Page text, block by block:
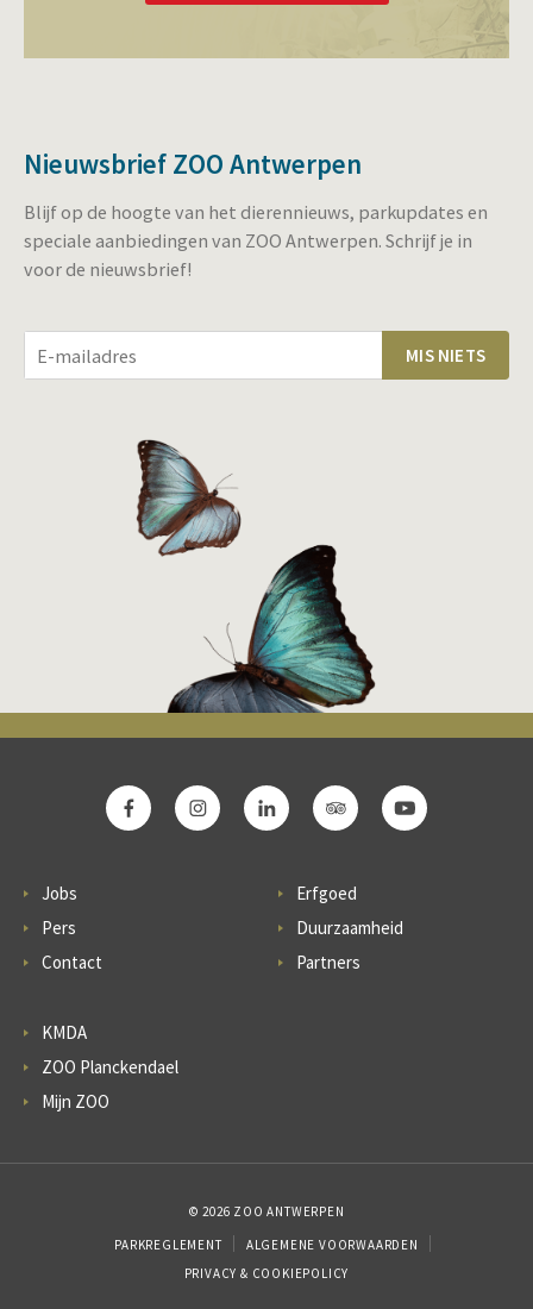
Nieuwsbrief ZOO Antwerpen
Blijf op de hoogte van het dierennieuws, parkupdates en
speciale aanbiedingen van ZOO Antwerpen. Schrijf je in
voor de nieuwsbrief!
MIS NIETS
Jobs
Pers
Contact
Erfgoed
Duurzaamheid
Partners
KMDA
ZOO Planckendael
Mijn ZOO
© 2026 ZOO ANTWERPEN
PARKREGLEMENT
ALGEMENE VOORWAARDEN
PRIVACY & COOKIEPOLICY